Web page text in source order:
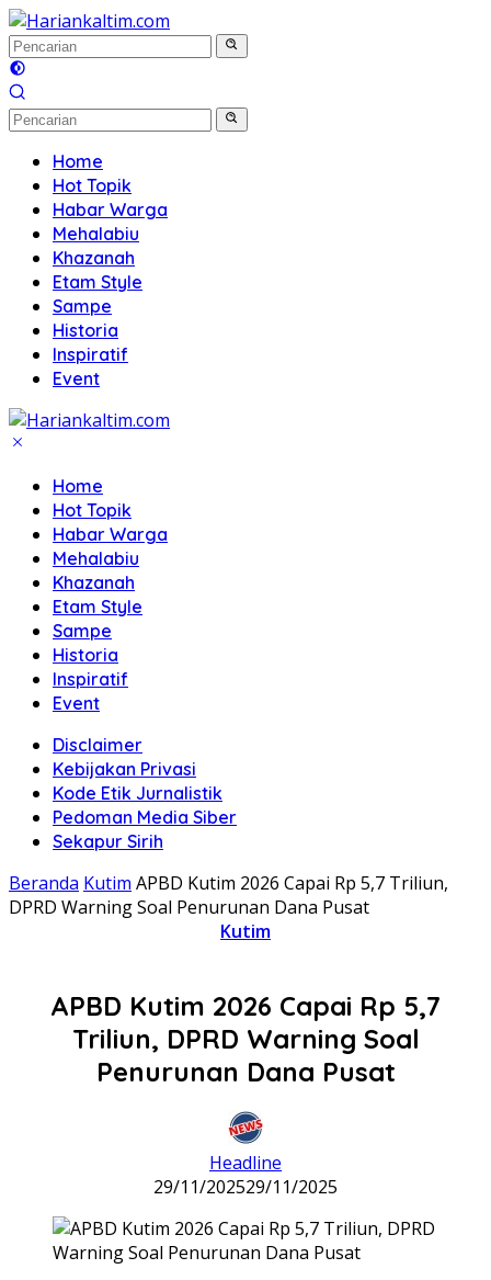
Langsung
ke
konten
Home
Hot Topik
Habar Warga
Mehalabiu
Khazanah
Etam Style
Sampe
Historia
Inspiratif
Event
Home
Hot Topik
Habar Warga
Mehalabiu
Khazanah
Etam Style
Sampe
Historia
Inspiratif
Event
Disclaimer
Kebijakan Privasi
Kode Etik Jurnalistik
Pedoman Media Siber
Sekapur Sirih
Beranda Kutim APBD Kutim 2026 Capai Rp 5,7 Triliun,
DPRD Warning Soal Penurunan Dana Pusat
Kutim
APBD Kutim 2026 Capai Rp 5,7
Triliun, DPRD Warning Soal
Penurunan Dana Pusat
Headline
29/11/202529/11/2025